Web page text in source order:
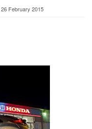
26 February 2015